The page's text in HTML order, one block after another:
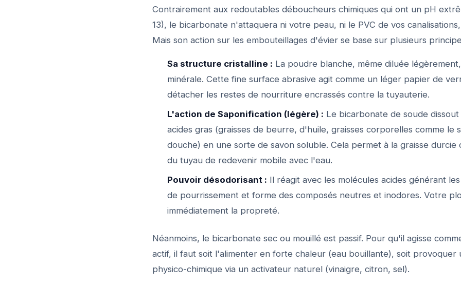
Contrairement aux redoutables déboucheurs chimiques qui ont un pH
13), le bicarbonate n'attaquera ni votre peau, ni le PVC de vos
Mais son action sur les embouteillages d'évier se base sur plusieurs
Sa structure cristalline : La poudre blanche, même diluée
minérale. Cette fine surface abrasive agit comme un léger papier de
détacher les restes de nourriture encrassés contre la tuyauterie.
L'action de Saponification (légère) : Le bicarbonate de soude
acides gras (graisses de beurre, d'huile, graisses corporelles comme le
douche) en une sorte de savon soluble. Cela permet à la graisse durcie
du tuyau de redevenir mobile avec l'eau.
Pouvoir désodorisant : Il réagit avec les molécules acides générant
de pourrissement et forme des composés neutres et inodores. Votre
immédiatement la propreté.
Néanmoins, le bicarbonate sec ou mouillé est passif. Pour qu'il agisse
actif, il faut soit l'alimenter en forte chaleur (eau bouillante), soit provoquer
physico-chimique via un activateur naturel (vinaigre, citron, sel).